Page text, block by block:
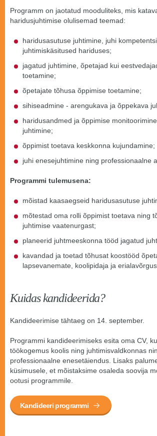
Programm on jaotatud mooduliteks, mis
haridusjuhtimise olulisemad teemad:
haridusasutuse juhtimine, juhi
juhtimiskäsitused hariduses;
jagatud juhtimine, õpetajad kui
toetamine;
õpetajate tõhusa õppimise toetamine;
sihiseadmine - arengukava ja õppekava
haridusandmed ja õppimise
juhtimine;
õppimist toetava keskkonna kujundamine;
juhi enesejuhtimine ning professionaalne
Programmi tulemusena:
mõistad kaasaegseid haridusasutuse
mõtestad oma rolli õppimist toetava ning
juhtimise vaatenurgast;
planeerid juhtmeeskonna tööd jagatud
kavandad ja toetad tõhusat koostööd
lapsevanemate, koolipidaja ja
Kuidas kandideerida?
Kandideerimise tähtaeg on 14. september.
Programmi kandideerimiseks esita oma CV,
töökogemus koolis ning juhtimisvaldkonnas
professionaalne enesetäiendus. Lisaks
küsimusele, et mõistaksime osaleda soovija
ootusi programmile.
Kandideeri programmi